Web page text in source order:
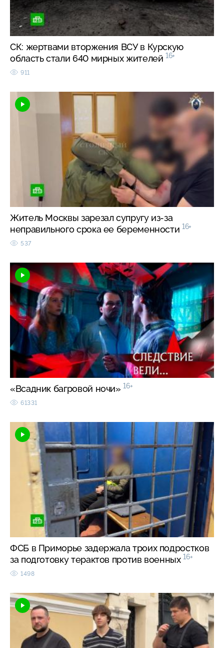
СК: жертвами вторжения ВСУ в Курскую
область стали 640 мирных жителей 16+
911
Житель Москвы зарезал супругу из-за
неправильного срока ее беременности 16+
537
«Всадник багровой ночи» 16+
61331
ФСБ в Приморье задержала троих подростков
за подготовку терактов против военных 16+
1498